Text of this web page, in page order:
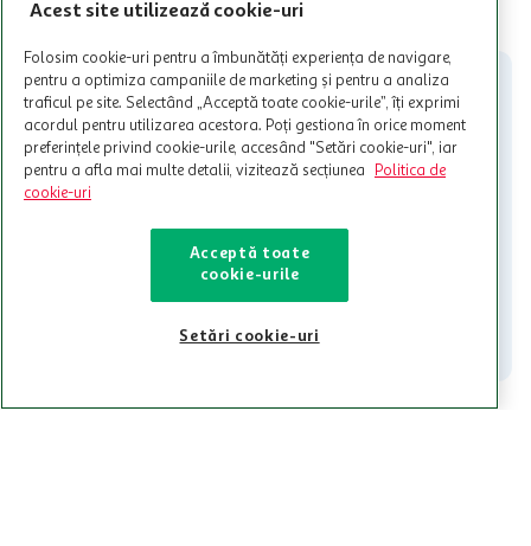
limita a 12 unitati / card client o singura data in perioada promotiei.
participante și pentru acțiuni promotionale indicate de Auchan si
nu poate fi utilizat in legatura cu alti comercianți sau pentru alte
activitati in afara celor mentionate in Termene si Conditii. Auchan
nu raspunde pentru imposibilitatea utilizarii Cardului in perioada in
care aceste este suspendat sau in perioada in care sunt efectuate
intretineri sau reparatii tehnice la sistemul de utilizarea al Cardului.
CITESTE MAI MULT
Iti stam mereu la dispozitie.
021-9141 contact@auchan.ro
Contact
Acest site utilizează cookie-uri
Folosim cookie-uri pentru a îmbunătăți experiența de navigare,
pentru a optimiza campaniile de marketing și pentru a analiza
traficul pe site. Selectând „Acceptă toate cookie-urile”, îți exprimi
acordul pentru utilizarea acestora. Poți gestiona în orice moment
preferințele privind cookie-urile, accesând "Setări cookie-uri", iar
pentru a afla mai multe detalii, vizitează secțiunea
Politica de
cookie-uri
Acceptă toate
cookie-urile
Setări cookie-uri